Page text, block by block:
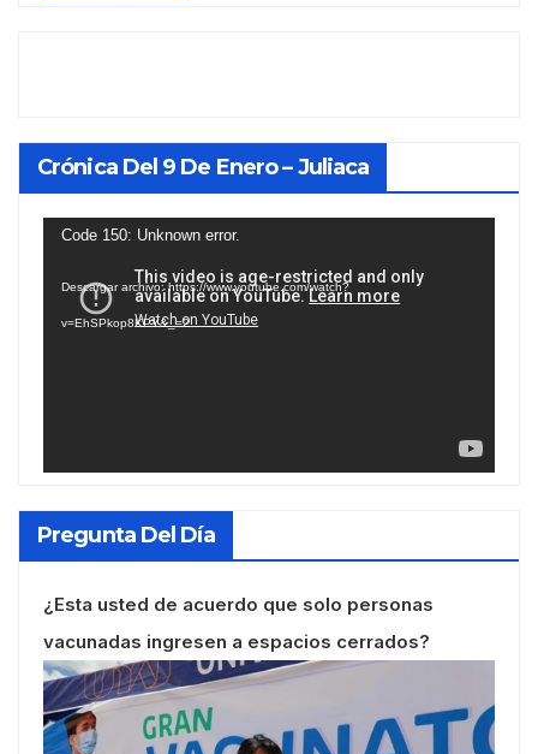
Crónica Del 9 De Enero – Juliaca
Reproductor
vídeo
Code 150: Unknown error.
Descargar archivo: https://www.youtube.com/watch?
v=EhSPkop8KPY&_=2
Pregunta Del Día
¿Esta usted de acuerdo que solo personas
vacunadas ingresen a espacios cerrados?